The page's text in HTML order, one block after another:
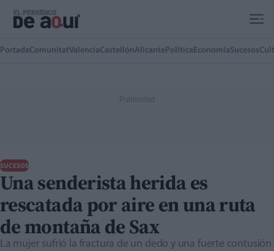
PortadaComunitatValenciaCastellónAlicante Política EconomíaSucesos
SUCESOS
Una senderista herida es
rescatada por aire en una ruta
de montaña de Sax
La mujer sufrió la fractura de un dedo y una fuerte contusión